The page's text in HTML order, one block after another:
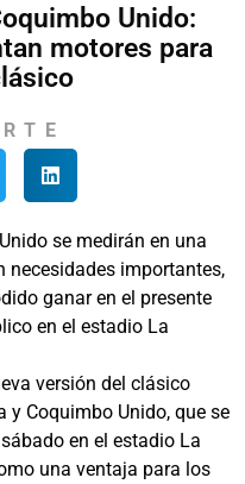
Unido:
motores para
se medirán en una
necesidades importantes,
ganar en el presente
en el estadio La
versión del clásico
y Coquimbo Unido, que se
en el estadio La
una ventaja para los